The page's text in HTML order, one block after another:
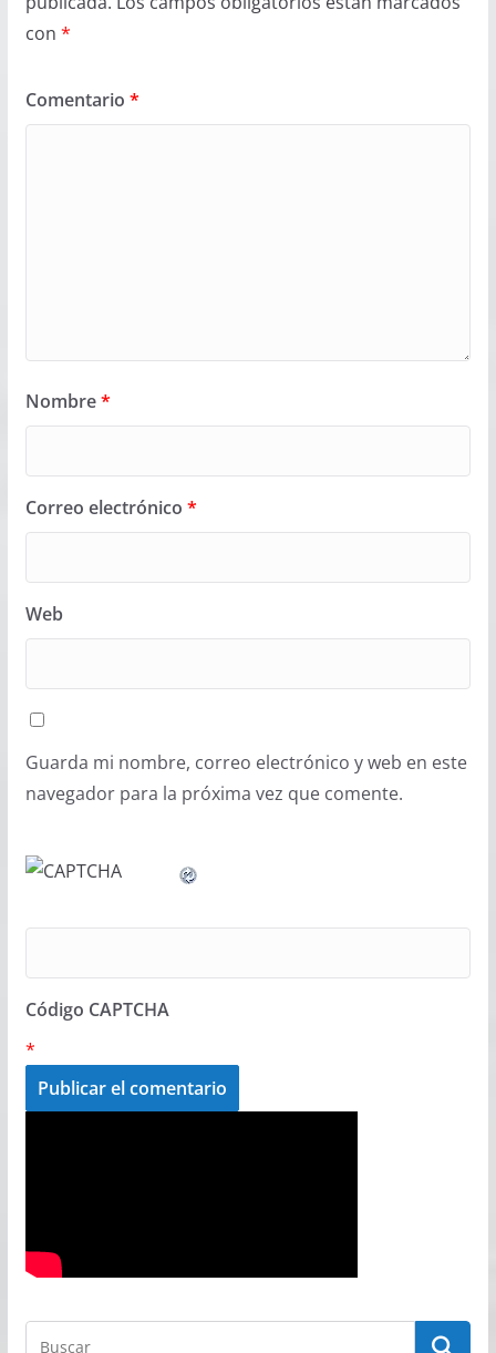
con *
Comentario *
Nombre*
Correo electrónico *
Web
Guarda mi nombre, correo electrónico y web en este
navegador para la próxima vez que comente.
Código CAPTCHA
*